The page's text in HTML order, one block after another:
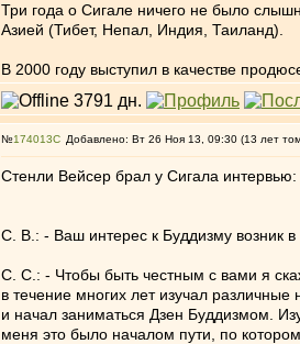
Три года о Сигале ничего не было
Азией (Тибет, Непал, Индия, Таиланд).
В 2000 году выступил в качестве
№174013 Добавлено: Вт 26 Ноя 13, 09:30 (13 лет
Стенли Вейсер брал у Сигала интервью:
С. В.: - Ваш интерес к Буддизму возник в
С. С.: - Чтобы быть честным с вами я
в течение многих лет изучал
и начал заниматься Дзен Буддизмом.
меня это было началом пути, по